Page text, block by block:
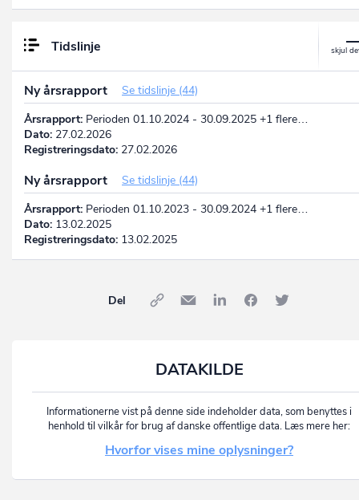
Tidslinje
Ny årsrapport
Se tidslinje (44)
Årsrapport: Perioden 01.10.2024 - 30.09.2025 +1 flere…
Dato: 27.02.2026
Registreringsdato: 27.02.2026
Ny årsrapport
Se tidslinje (44)
Årsrapport: Perioden 01.10.2023 - 30.09.2024 +1 flere…
Dato: 13.02.2025
Registreringsdato: 13.02.2025
Del
DATAKILDE
Informationerne vist på denne side indeholder data, som benyttes i
henhold til vilkår for brug af danske offentlige data. Læs mere her:
Hvorfor vises mine oplysninger?